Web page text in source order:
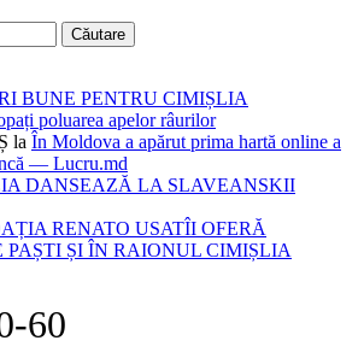
BUNE PENTRU CIMIȘLIA
poluarea apelor râurilor
la În Moldova a apărut prima hartă online a
— Lucru.md
DANSEAZĂ LA SLAVEANSKII
RENATO USATÎI OFERĂ
PAȘTI ȘI ÎN RAIONUL CIMIȘLIA
60